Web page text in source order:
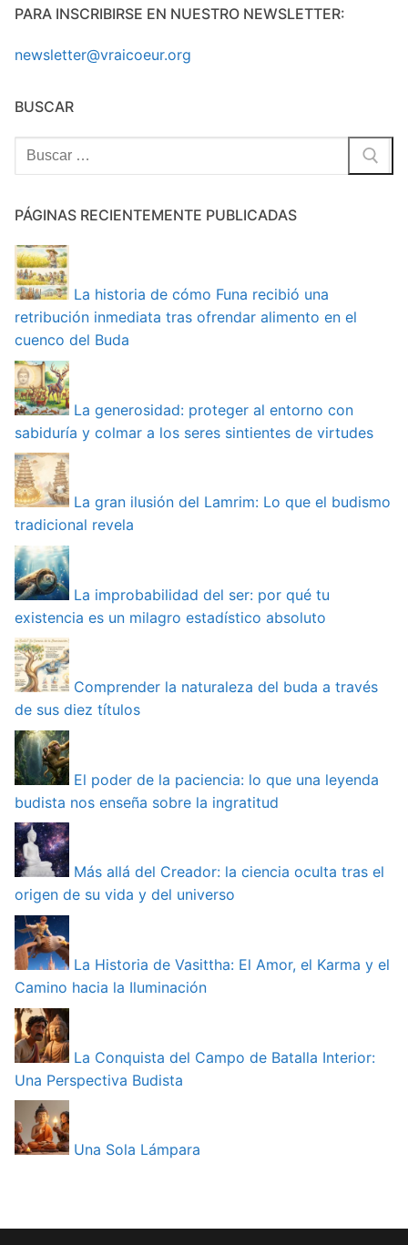
PARA INSCRIBIRSE EN NUESTRO NEWSLETTER:
newsletter@vraicoeur.org
BUSCAR
Buscar:
PÁGINAS RECIENTEMENTE PUBLICADAS
La historia de cómo Funa recibió una
retribución inmediata tras ofrendar alimento en el
cuenco del Buda
La generosidad: proteger al entorno con
sabiduría y colmar a los seres sintientes de virtudes
La gran ilusión del Lamrim: Lo que el budismo
tradicional revela
La improbabilidad del ser: por qué tu
existencia es un milagro estadístico absoluto
Comprender la naturaleza del buda a través
de sus diez títulos
El poder de la paciencia: lo que una leyenda
budista nos enseña sobre la ingratitud
Más allá del Creador: la ciencia oculta tras el
origen de su vida y del universo
La Historia de Vasittha: El Amor, el Karma y el
Camino hacia la Iluminación
La Conquista del Campo de Batalla Interior:
Una Perspectiva Budista
Una Sola Lámpara